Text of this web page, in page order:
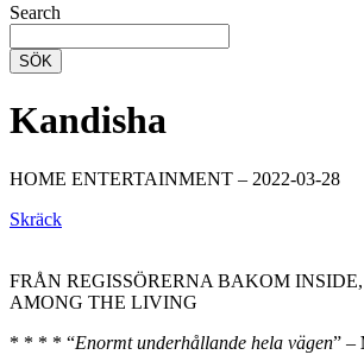
Search
SÖK
Kandisha
HOME ENTERTAINMENT – 2022-03-28
Skräck
FRÅN REGISSÖRERNA BAKOM
AMONG THE LIVING
* * * * “Enormt underhållande hela vägen” –